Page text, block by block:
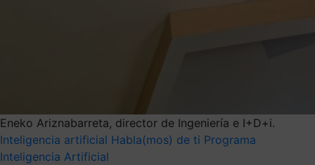
Eneko Ariznabarreta, director de Ingeniería e I+D+i.
Inteligencia artificial Habla(mos) de ti Programa
Inteligencia Artificial